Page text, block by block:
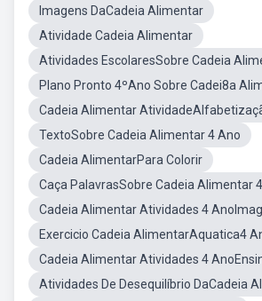
Imagens DaCadeia Alimentar
Atividade Cadeia Alimentar
Atividades EscolaresSobre Cadeia
Plano Pronto 4ºAno Sobre Cadei8a
Cadeia Alimentar
TextoSobre Cadeia Alimentar 4 Ano
Cadeia AlimentarPara Colorir
Caça PalavrasSobre Cadeia Alimentar
Cadeia Alimentar Atividades 4
Exercicio Cadeia AlimentarAquatica4
Cadeia Alimentar Atividades 4
Atividades De Desequilíbrio DaCadeia